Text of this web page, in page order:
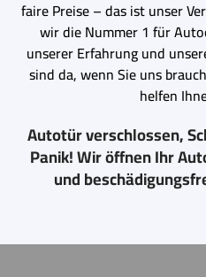
faire Preise – das ist unser
wir die Nummer 1 für
unserer Erfahrung und
sind da, wenn Sie uns
helfen
Autotür verschlossen,
Panik! Wir öffnen Ihr
und